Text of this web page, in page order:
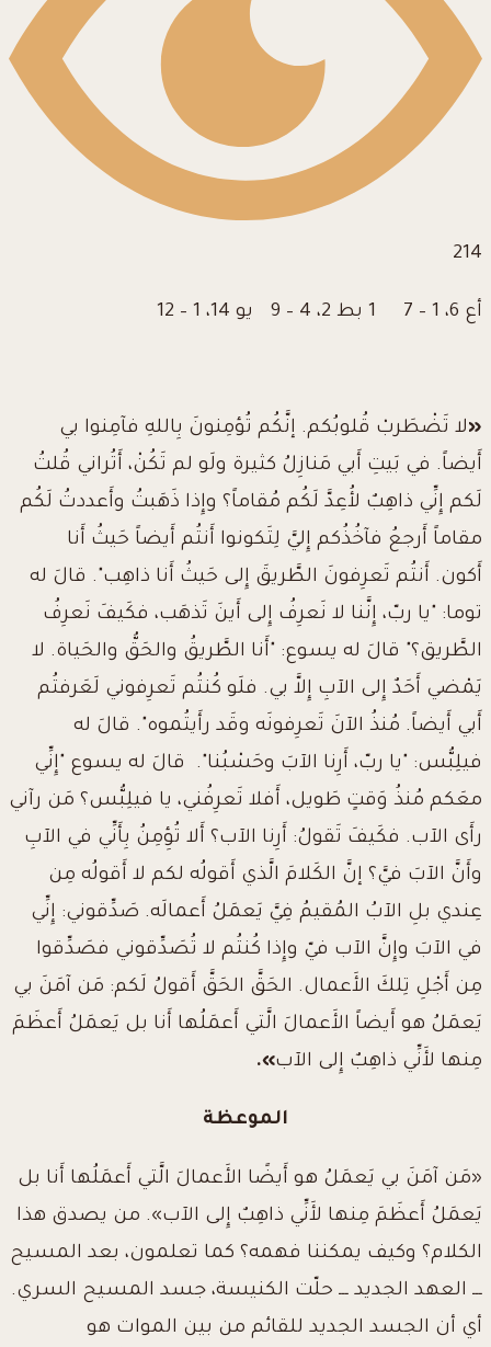
214
أع 6، 1 – 7 1 بط 2، 4 – 9 يو 14، 1 – 12
«لا تَضْطَربْ قُلوبُكم. إنَّكُم تُؤمِنونَ بِاللهِ فآمِنوا بي
أَيضاً. في بَيتِ أَبي مَنازِلُ كثيرة ولَو لم تَكُنْ، أَتُراني قُلتُ
لَكم إِنِّي ذاهِبٌ لأُعِدَّ لَكُم مُقاماً؟ وإِذا ذَهَبتُ وأَعددتُ لَكُم
مقاماً أَرجعُ فآخُذُكم إِليَّ لِتَكونوا أَنتُم أَيضاً حَيثُ أَنا
أَكون. أَنتُم تَعرِفونَ الطَّريقَ إِلى حَيثُ أَنا ذاهِب". قالَ له
توما: "يا ربّ، إِنَّنا لا نَعرِفُ إِلى أَينَ تَذهَب، فكَيفَ نَعرِفُ
الطَّريق؟"
قالَ له يسوع: "أَنا الطَّريقُ والحَقُّ والحَياة. لا
يَمْضي أَحَدٌ إِلى الآبِ إِلاَّ بي. فلَو كُنتُم تَعرِفوني لَعَرفتُم
أَبي أَيضاً. مُنذُ الآنَ تَعرِفونَه وقَد رأَيتُموه". قالَ له
فيلِبُّس: "يا ربّ، أَرِنا الآبَ وحَسْبُنا".
قالَ له يسوع
"إِنِّي
معَكم مُنذُ وَقتٍ طَويل، أَفلا تَعرِفُني، يا فيلِبُّس؟ مَن رآني
رأَى الآب. فكَيفَ تَقولُ: أَرِنا الآب؟ أَلا تُؤِمِنُ بِأَنِّي في الآبِ
وأَنَّ الآبَ فيَّ؟ إنَّ الكَلامَ الَّذي أَقولُه لكم لا أَقولُه مِن
عِندي بلِ الآبُ المُقيمُ فِيَّ يَعمَلُ أَعمالَه. صَدِّقوني: إِنِّي
في الآبَ وإِنَّ الآب فيّ وإِذا كُنتُم لا تُصَدِّقوني فصَدِّقوا
مِن أَجْلِ تِلكَ الأَعمال. الحَقَّ الحَقَّ أَقولُ لَكم: مَن آمَنَ بي
يَعمَلُ هو أَيضاً الأَعمالَ الَّتي أَعمَلُها أَنا بل يَعمَلُ أَعظَمَ
مِنها لأَنِّي ذاهِبٌ إِلى الآب».
الموعظة
«مَن آمَنَ بي يَعمَلُ هو أَيضًا الأَعمالَ الَّتي أَعمَلُها أَنا بل
يَعمَلُ أَعظَمَ مِنها لأَنِّي ذاهِبٌ إِلى الآب». من يصدق هذا
الكلام؟ وكيف يمكننا فهمه؟ كما تعلمون، بعد المسيح
ـــ العهد الجديد ـــ حلّت الكنيسة، جسد المسيح السري.
أي أن الجسد الجديد للقائم من بين الموات هو